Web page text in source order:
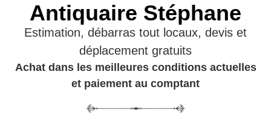
Antiquaire Stéphane
Estimation, débarras tout locaux, devis et
déplacement gratuits
Achat dans les meilleures conditions actuelles
et paiement au comptant